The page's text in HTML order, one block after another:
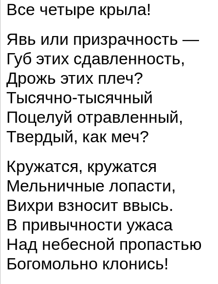
Все четыре крыла!
Явь или призрачность —
Губ этих сдавленность,
Дрожь этих плеч?
Тысячно-тысячный
Поцелуй отравленный,
Твердый, как меч?
Кружатся, кружатся
Мельничные лопасти,
Вихри взносит ввысь.
В привычности ужаса
Над небесной пропастью
Богомольно клонись!